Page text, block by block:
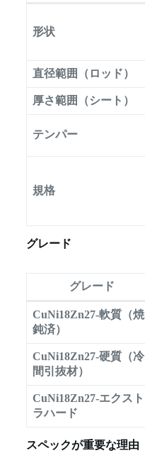
形状
直径範囲（ロッド）
厚さ範囲（シート）
テンパー
規格
グレード
グレード
CuNi18Zn27-軟質（焼
鈍済）
CuNi18Zn27-硬質（冷
間引抜材）
CuNi18Zn27-エクスト
ラハード
スペックが重要な理由